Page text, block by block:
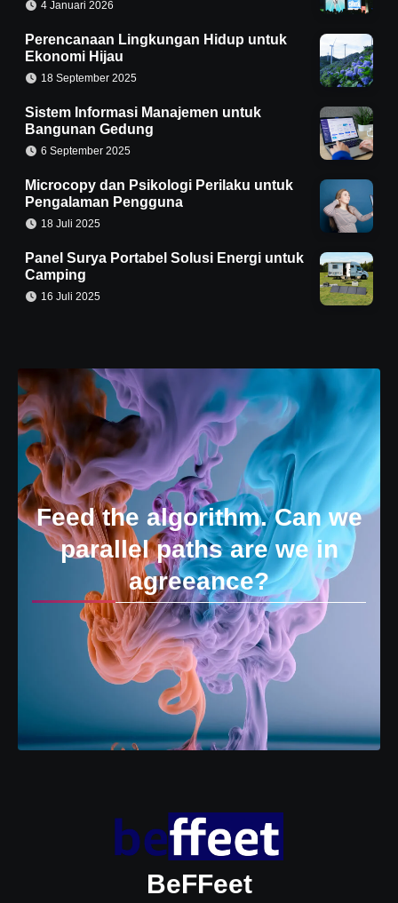
4 Januari 2026
Perencanaan Lingkungan Hidup untuk
Ekonomi Hijau
18 September 2025
Sistem Informasi Manajemen untuk
Bangunan Gedung
6 September 2025
Microcopy dan Psikologi Perilaku untuk
Pengalaman Pengguna
18 Juli 2025
Panel Surya Portabel Solusi Energi untuk
Camping
16 Juli 2025
Feed the algorithm. Can we
parallel paths are we in
agreeance?
BeFFeet